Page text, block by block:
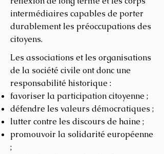
intermédiaires capables de porter
durablement les préoccupations des
citoyens.
Les associations et les organisations
de la société civile ont donc une
responsabilité historique :
favoriser la participation citoyenne ;
défendre les valeurs démocratiques ;
lutter contre les discours de haine ;
promouvoir la solidarité européenne
;